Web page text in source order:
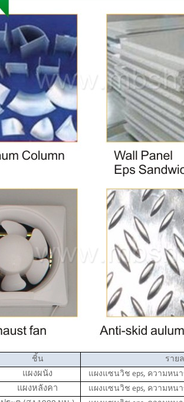
ชิ้น ราย
แผงผนัง
แผงแซนวิช eps, ความหนา
แผงหลังคา
แผงแซนวิช eps, ความหนา